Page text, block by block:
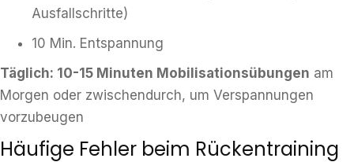
Ausfallschritte)
10 Min. Entspannung
Täglich: 10-15 Minuten Mobilisationsübungen am
Morgen oder zwischendurch, um Verspannungen
vorzubeugen
Häufige Fehler beim Rückentraining